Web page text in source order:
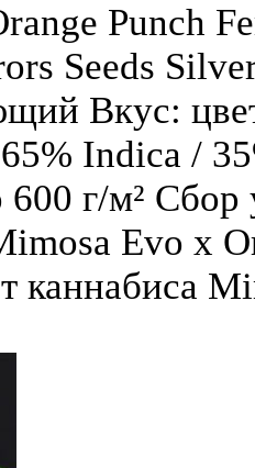
Punch
Seeds
Вкус:
Indica /
г/м² Сбор
Evo x
каннабиса